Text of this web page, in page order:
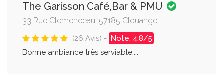
The Garisson Café,Bar & PMU
33 Rue Clemenceau, 57185 Clouange
(26 Avis) - Note: 4.8/5
Bonne ambiance très serviable....